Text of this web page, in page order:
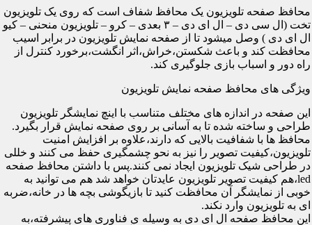
محافظ صفحه تلویزیون یک محافظ شفاف است که روی یک تلویزیون
تخت (ال سی دی – ال ای دی – ۳ بعدی – کرو – تلویزیون منحنی – کیو
ال ای دی ) وصل میشود تا از صفحه نمایش تلویزیون در برابر اسیب
محافظت کند و باعث شکستن،خراش،اثر انگشت،برخورد کنترل از
راه دور و اسباب بازی جلوگیری کند.
ویژگی های محافظ صفحه نمایش تلویزیون
این صفحه در اندازه های مختلف متناسب با اینچ نمایشگر تلویزیون
طراحی و ساخته شده تا به آسانی بر روی صفحه نمایش قرار بگیرد.
محافظ ها با شفافیت بالایی که دارند،علاوه بر افزایش امنیت
تلویزیون،کیفیت تصویر را نیز به نحو چشمگیری حفظ می کنند و خللی
در طراحی شیک تلویزیون ایجاد نمی کنند.پس با داشتن محافظ صفحه
led،هم کیفیت تصویر تلویزیون عایدتان خواهد شد هم می توانید به
خوبی از نمایشگر آن محافظت کنید تا بازیگوشی بچه ها در خانه،ضربه
ای به تلویزیون وارد نکند.
این محافظ صفحه ال ای دی به وسیله ی فناوری های پیشرفته،به